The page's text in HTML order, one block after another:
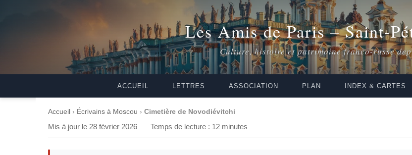
Les Amis de Paris – Saint-
Culture, histoire et patrimoine franco-russe
ACCUEIL LETTRES ASSOCIATION PLAN INDEX & CARTES
Accueil › Écrivains à Moscou › Cimetière de Novodiévitchi
Mis à jour le 28 février 2026 Temps de lecture : 12 minutes